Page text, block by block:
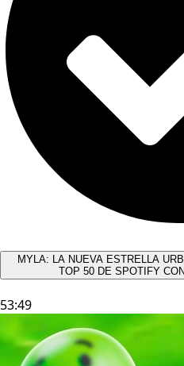
MYLA: LA NUEVA ESTRELLA
TOP 50 DE SPOTIFY
53:49